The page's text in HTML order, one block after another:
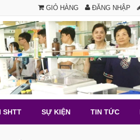
GIỎ HÀNG ĐĂNG NHẬP
SHTT SỰ KIỆN TIN TỨC